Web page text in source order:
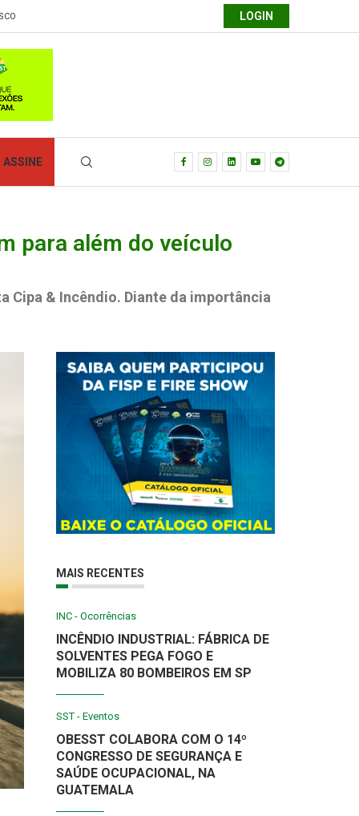
LOGIN
ASSINE
para além do veículo
Cipa & Incêndio. Diante da importância
MAIS RECENTES
INC - Ocorrências
INCÊNDIO INDUSTRIAL: FÁBRICA DE
SOLVENTES PEGA FOGO E
MOBILIZA 80 BOMBEIROS EM SP
SST - Eventos
OBESST COLABORA COM O 14º
CONGRESSO DE SEGURANÇA E
SAÚDE OCUPACIONAL, NA
GUATEMALA